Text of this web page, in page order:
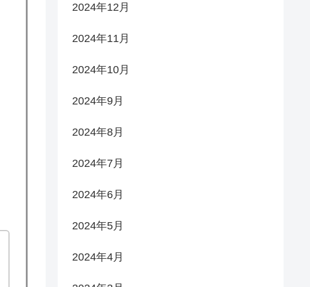
2024年12月
2024年11月
2024年10月
2024年9月
2024年8月
2024年7月
2024年6月
2024年5月
2024年4月